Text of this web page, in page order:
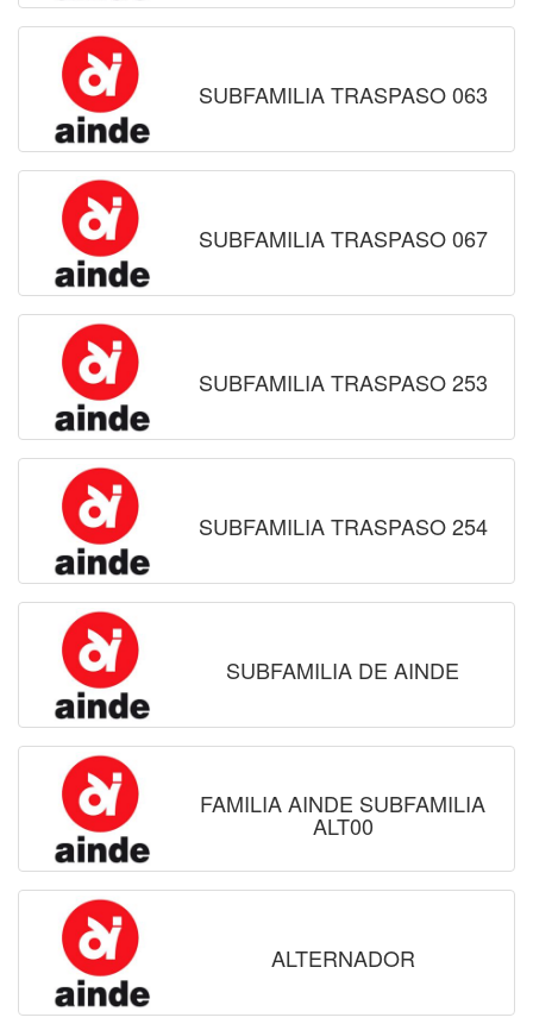
SUBFAMILIA TRASPASO 063
SUBFAMILIA TRASPASO 067
SUBFAMILIA TRASPASO 253
SUBFAMILIA TRASPASO 254
SUBFAMILIA DE AINDE
FAMILIA AINDE SUBFAMILIA
ALT00
ALTERNADOR